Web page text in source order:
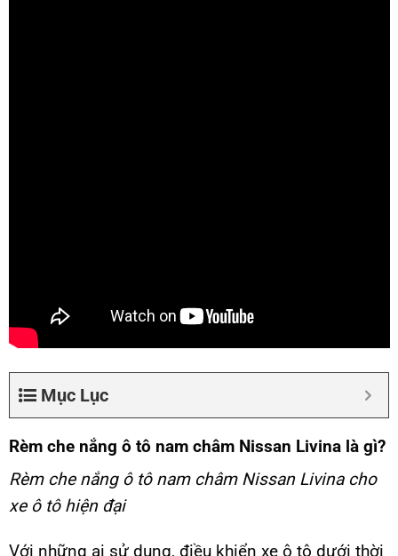
Mục Lục
Rèm che nắng ô tô nam châm Nissan Livina là gì?
Rèm che nắng ô tô nam châm Nissan Livina cho
xe ô tô hiện đại
Với những ai sử dụng, điều khiển xe ô tô dưới thời